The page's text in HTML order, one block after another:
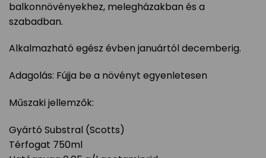
balkonnövényekhez, melegházakban és a
szabadban.
Alkalmazható egész évben januártól decemberig.
Adagolás: Fújja be a növényt egyenletesen
Műszaki jellemzők:
Gyártó Substral (Scotts)
Térfogat 750ml